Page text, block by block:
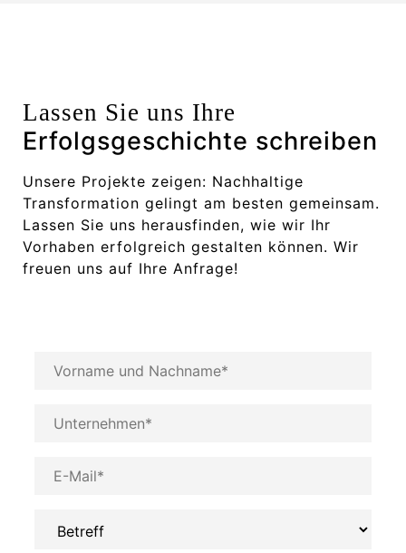
Lassen Sie uns Ihre
Erfolgsgeschichte schreiben
Unsere Projekte zeigen: Nachhaltige
Transformation gelingt am besten gemeinsam.
Lassen Sie uns herausfinden, wie wir Ihr
Vorhaben erfolgreich gestalten können. Wir
freuen uns auf Ihre Anfrage!